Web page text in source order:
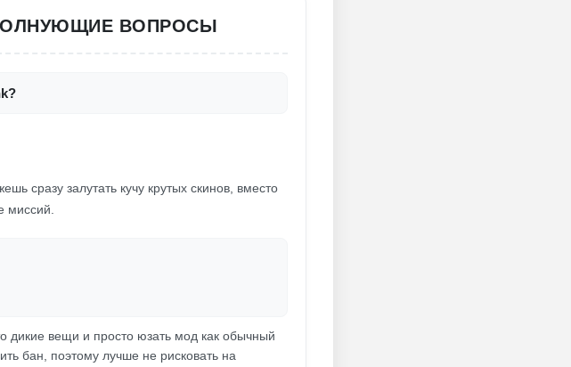
ВОЛНУЮЩИЕ ВОПРОСЫ
сразу залутать кучу крутых скинов, вместо
миссий.
дикие вещи и просто юзать мод как обычный
бан, поэтому лучше не рисковать на